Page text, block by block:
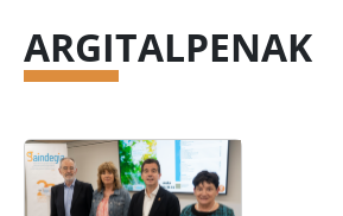
ARGITALPENAK